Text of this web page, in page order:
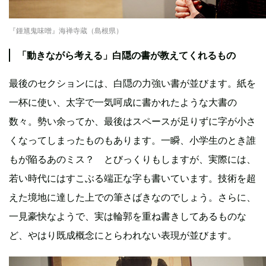
『鍾馗鬼味噌』海禅寺蔵（島根県）
「動きながら考える」白隠の書が教えてくれるもの
最後のセクションには、白隠の力強い書が並びます。紙を
一杯に使い、太字で一気呵成に書かれたような大書の
数々。勢い余ってか、最後はスペースが足りずに字が小さ
くなってしまったものもあります。一瞬、小学生のとき誰
もが陥るあのミス？ とびっくりもしますが、実際には、
若い時代にはすこぶる端正な字も書いています。技術を超
えた境地に達した上での筆さばきなのでしょう。さらに、
一見豪快なようで、実は輪郭を重ね書きしてあるものな
ど、やはり既成概念にとらわれない表現が並びます。